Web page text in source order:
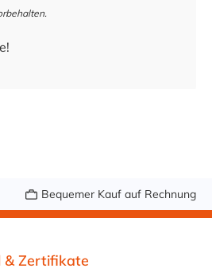
Bequemer Kauf auf Rechnung
& Zertifikate